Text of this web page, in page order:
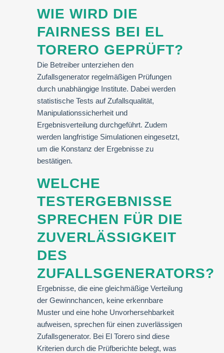
WIE WIRD DIE
FAIRNESS BEI EL
TORERO GEPRÜFT?
Die Betreiber unterziehen den
Zufallsgenerator regelmäßigen Prüfungen
durch unabhängige Institute. Dabei werden
statistische Tests auf Zufallsqualität,
Manipulationssicherheit und
Ergebnisverteilung durchgeführt. Zudem
werden langfristige Simulationen eingesetzt,
um die Konstanz der Ergebnisse zu
bestätigen.
WELCHE
TESTERGEBNISSE
SPRECHEN FÜR DIE
ZUVERLÄSSIGKEIT
DES
ZUFALLSGENERATORS?
Ergebnisse, die eine gleichmäßige Verteilung
der Gewinnchancen, keine erkennbare
Muster und eine hohe Unvorhersehbarkeit
aufweisen, sprechen für einen zuverlässigen
Zufallsgenerator. Bei El Torero sind diese
Kriterien durch die Prüfberichte belegt, was